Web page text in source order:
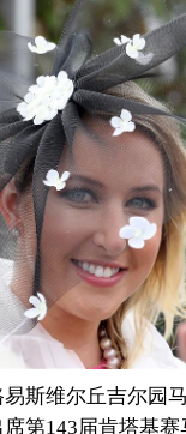
湾 华人
源 房产
频 彩票
健康 信息化
益 军事
摄影
新华电视英文
斯维尔丘吉尔园
第143届肯塔基